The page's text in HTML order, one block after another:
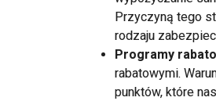
Przyczyną tego
rodzaju
Programy
rabatowymi.
punktów, które